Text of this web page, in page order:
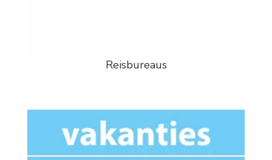
Reisbureaus